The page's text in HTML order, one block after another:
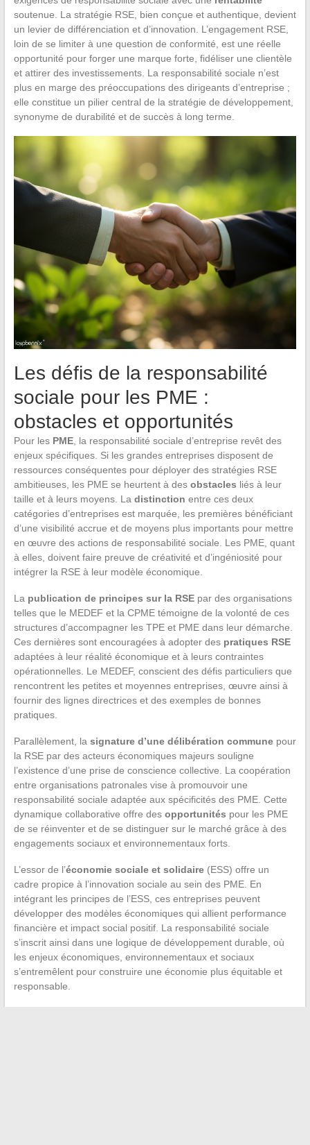
soutenue. La stratégie RSE, bien conçue et authentique, devient
un levier de différenciation et d’innovation. L’engagement RSE,
loin de se limiter à une question de conformité, est une réelle
opportunité pour forger une marque forte, fidéliser une clientèle
et attirer des investissements. La responsabilité sociale n’est
plus en marge des préoccupations des dirigeants d’entreprise ;
elle constitue un pilier central de la stratégie de développement,
synonyme de durabilité et de succès à long terme.
Les défis de la responsabilité
sociale pour les PME :
obstacles et opportunités
Pour les PME, la responsabilité sociale d’entreprise revêt des
enjeux spécifiques. Si les grandes entreprises disposent de
ressources conséquentes pour déployer des stratégies RSE
ambitieuses, les PME se heurtent à des obstacles liés à leur
taille et à leurs moyens. La distinction entre ces deux
catégories d’entreprises est marquée, les premières bénéficiant
d’une visibilité accrue et de moyens plus importants pour mettre
en œuvre des actions de responsabilité sociale. Les PME, quant
à elles, doivent faire preuve de créativité et d’ingéniosité pour
intégrer la RSE à leur modèle économique.
La publication de principes sur la RSEpar des organisations
telles que le MEDEF et la CPME témoigne de la volonté de ces
structures d’accompagner les TPE et PME dans leur démarche.
Ces dernières sont encouragées à adopter des pratiques RSE
adaptées à leur réalité économique et à leurs contraintes
opérationnelles. Le MEDEF, conscient des défis particuliers que
rencontrent les petites et moyennes entreprises, œuvre ainsi à
fournir des lignes directrices et des exemples de bonnes
pratiques.
Parallèlement, la signature d’une délibération communepour
la RSE par des acteurs économiques majeurs souligne
l’existence d’une prise de conscience collective. La coopération
entre organisations patronales vise à promouvoir une
responsabilité sociale adaptée aux spécificités des PME. Cette
dynamique collaborative offre des opportunités pour les PME
de se réinventer et de se distinguer sur le marché grâce à des
engagements sociaux et environnementaux forts.
L’essor de l’économie sociale et solidaire(ESS) offre un
cadre propice à l’innovation sociale au sein des PME. En
intégrant les principes de l’ESS, ces entreprises peuvent
développer des modèles économiques qui allient performance
financière et impact social positif. La responsabilité sociale
s’inscrit ainsi dans une logique de développement durable, où
les enjeux économiques, environnementaux et sociaux
s’entremêlent pour construire une économie plus équitable et
responsable.